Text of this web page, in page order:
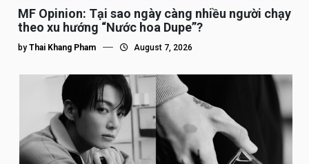
MF Opinion: Tại sao ngày càng nhiều người chạy
theo xu hướng “Nước hoa Dupe”?
by Thai Khang Pham August 7, 2026